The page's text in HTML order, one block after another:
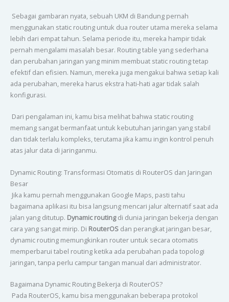
Sebagai gambaran nyata, sebuah UKM di Bandung pernah
menggunakan static routing untuk dua router utama mereka selama
lebih dari empat tahun. Selama periode itu, mereka hampir tidak
pernah mengalami masalah besar. Routing table yang sederhana
dan perubahan jaringan yang minim membuat static routing tetap
efektif dan efisien. Namun, mereka juga mengakui bahwa setiap kali
ada perubahan, mereka harus ekstra hati-hati agar tidak salah
konfigurasi.
Dari pengalaman ini, kamu bisa melihat bahwa static routing
memang sangat bermanfaat untuk kebutuhan jaringan yang stabil
dan tidak terlalu kompleks, terutama jika kamu ingin kontrol penuh
atas jalur data di jaringanmu.
Dynamic Routing: Transformasi Otomatis di RouterOS dan Jaringan
Besar
Jika kamu pernah menggunakan Google Maps, pasti tahu
bagaimana aplikasi itu bisa langsung mencari jalur alternatif saat ada
jalan yang ditutup. Dynamic routingdi dunia jaringan bekerja dengan
cara yang sangat mirip. Di RouterOSdan perangkat jaringan besar,
dynamic routing memungkinkan router untuk secara otomatis
memperbarui tabel routing ketika ada perubahan pada topologi
jaringan, tanpa perlu campur tangan manual dari administrator.
Bagaimana Dynamic Routing Bekerja di RouterOS?
Pada RouterOS, kamu bisa menggunakan beberapa protokol